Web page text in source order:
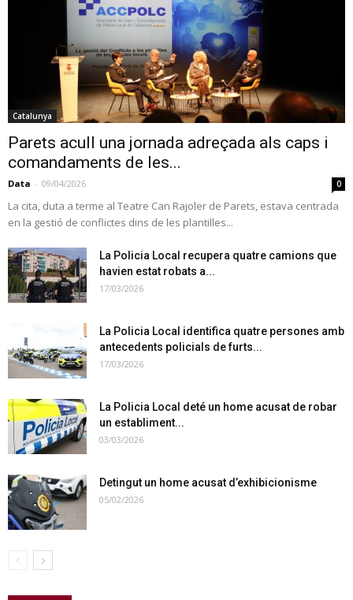
Catalunya
Parets acull una jornada adreçada als caps i
comandaments de les...
Data - 09/04/2026 0
La cita, duta a terme al Teatre Can Rajoler de Parets, estava centrada
en la gestió de conflictes dins de les plantilles...
La Policia Local recupera quatre camions que
havien estat robats a...
17/03/2026
La Policia Local identifica quatre persones amb
antecedents policials de furts...
17/03/2026
La Policia Local deté un home acusat de robar
un establiment...
03/03/2026
Detingut un home acusat d’exhibicionisme
05/02/2026